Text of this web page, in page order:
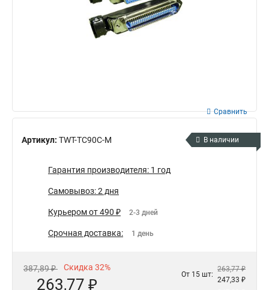
Артикул: TWT-TC90C-M
Сравнить
В наличии
Гарантия производителя: 1 год
Самовывоз: 2 дня
Курьером от 490 ₽ 2-3 дней
Срочная доставка: 1 день
387,89 ₽ Скидка 32%
263,77 ₽
От 15 шт:
263,77 ₽
247,33 ₽